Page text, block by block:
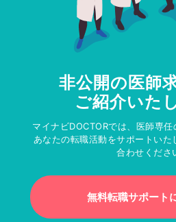
非公開の医師
ご紹介いた
マイナビDOCTORでは、医師専
あなたの転職活動をサポートいた
合わせくださ
無料転職サポート